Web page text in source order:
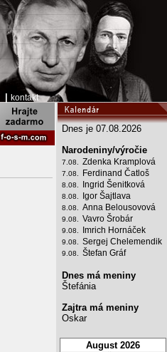
kontakt
Dnes je 07.08.2026
Narodeniny/výročie
7.08. Zdenka Kramplová
7.08. Ferdinand Čatloš
8.08. Ingrid Šenitková
8.08. Igor Šajtlava
8.08. Anna Belousovová
9.08. Vavro Šrobár
9.08. Imrich Hornáček
9.08. Sergej Chelemendik
9.08. Štefan Gráf
Dnes má meniny
Štefánia
Zajtra má meniny
Oskar
August 2026